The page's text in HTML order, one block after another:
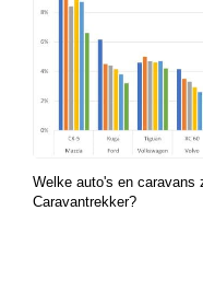
Welke auto's en caravans
Caravantrekker?